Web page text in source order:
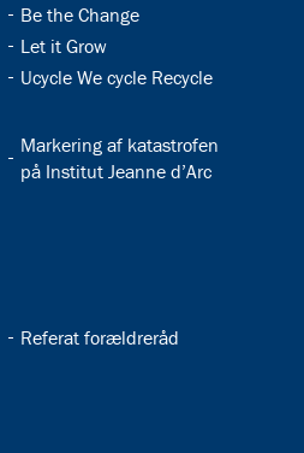
32.10:
Be the Change
32.12:
Let it Grow
32.14:
Ucycle We cycle Recycle
32.17:
Markering af katastrofen
på Institut Jeanne d’Arc
32.23:
Referat forældreråd